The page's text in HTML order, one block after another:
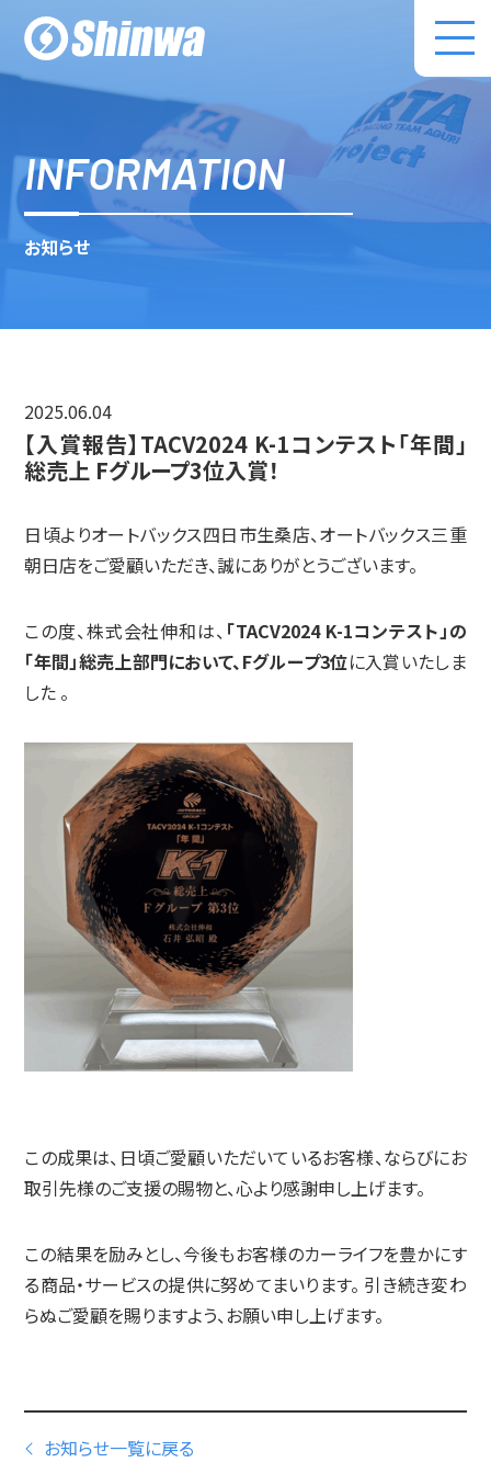
株式会社伸和 コ
INFORMATION
お知らせ
2025.06.04
【入賞報告】TACV2024 K-1コンテスト「年間」
総売上 Fグループ3位入賞！
日頃よりオートバックス四日市生桑店、オートバックス三重
朝日店をご愛顧いただき、誠にありがとうございます。
この度、株式会社伸和は、 「TACV2024 K-1コンテスト」の
「年間」総売上部門において、Fグループ3位に入賞いたしま
した 。
この成果は、日頃ご愛顧いただいているお客様、ならびにお
取引先様のご支援の賜物と、心より感謝申し上げます。
この結果を励みとし、今後もお客様のカーライフを豊かにす
る商品・サービスの提供に努めてまいります。 引き続き変わ
らぬご愛顧を賜りますよう、お願い申し上げます。
お知らせ一覧に戻る